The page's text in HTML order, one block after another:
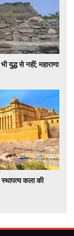
युद्ध से नहीं; महाराणा
कला की